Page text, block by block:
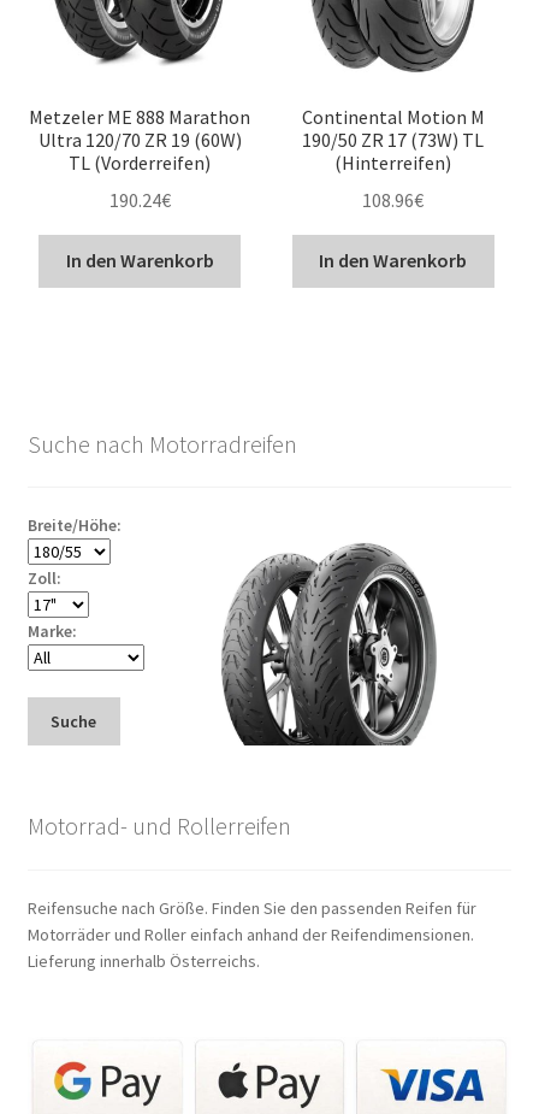
Metzeler ME 888 Marathon
Ultra 120/70 ZR 19 (60W)
TL (Vorderreifen)
190.24€
In den Warenkorb
Continental Motion M
190/50 ZR 17 (73W) TL
(Hinterreifen)
108.96€
In den Warenkorb
Suche nach Motorradreifen
Breite/Höhe:
Zoll:
Marke:
Suche
Motorrad- und Rollerreifen
Reifensuche nach Größe. Finden Sie den passenden Reifen für
Motorräder und Roller einfach anhand der Reifendimensionen.
Lieferung innerhalb Österreichs.